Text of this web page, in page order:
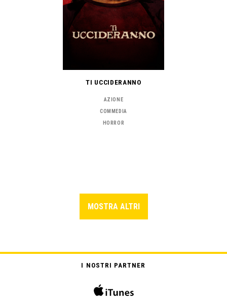
TI UCCIDERANNO
AZIONE
COMMEDIA
HORROR
MOSTRA ALTRI
I NOSTRI PARTNER